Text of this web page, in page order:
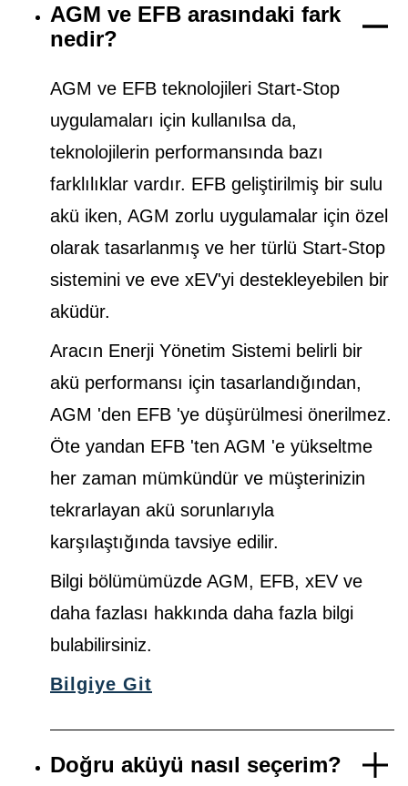
AGM ve EFB arasındaki fark
nedir?
AGM ve EFB teknolojileri Start-Stop
uygulamaları için kullanılsa da,
teknolojilerin performansında bazı
farklılıklar vardır. EFB geliştirilmiş bir sulu
akü iken, AGM zorlu uygulamalar için özel
olarak tasarlanmış ve her türlü Start-Stop
sistemini ve eve xEV'yi destekleyebilen bir
aküdür.
Aracın Enerji Yönetim Sistemi belirli bir
akü performansı için tasarlandığından,
AGM 'den EFB 'ye düşürülmesi önerilmez.
Öte yandan EFB 'ten AGM 'e yükseltme
her zaman mümkündür ve müşterinizin
tekrarlayan akü sorunlarıyla
karşılaştığında tavsiye edilir.
Bilgi bölümümüzde AGM, EFB, xEV ve
daha fazlası hakkında daha fazla bilgi
bulabilirsiniz.
Bilgiye Git
Doğru aküyü nasıl seçerim?